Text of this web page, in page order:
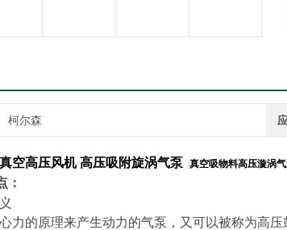
柯尔森
空高压风机高压吸附旋涡气泵 真空吸物料高压漩涡
：
力的原理来产生动力的气泵，又可以被称为高